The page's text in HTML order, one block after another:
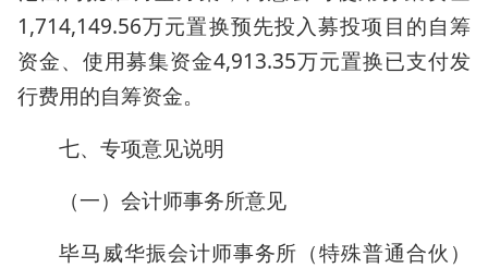
1,714,149.56万元置换预先投入募投项目的自筹
资金、使用募集资金4,913.35万元置换已支付发
行费用的自筹资金。
七、专项意见说明
（一）会计师事务所意见
毕马威华振会计师事务所（特殊普通合伙）